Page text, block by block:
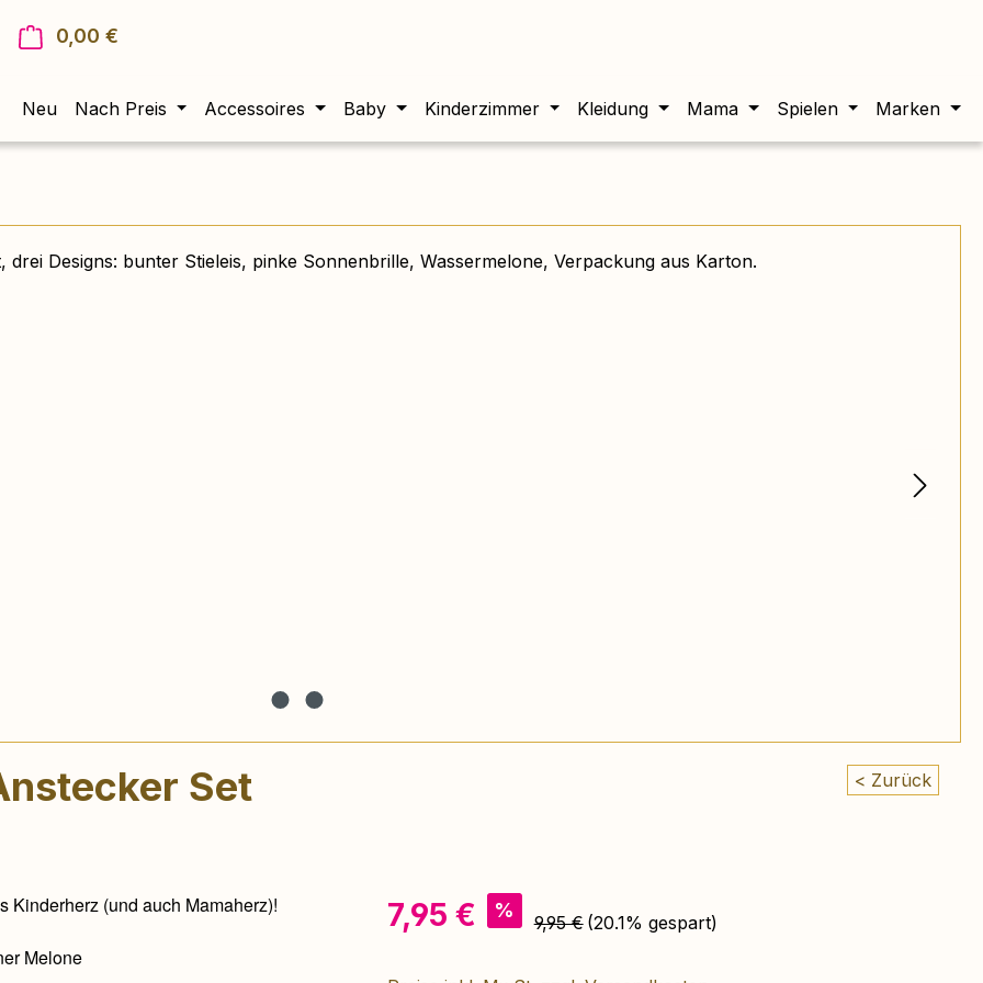
0,00 €
Neu Nach Preis Accessoires Baby Kinderzimmer Kleidung Mama Spielen Marken
Set
< Zurück
Kinderherz (und auch Mamaherz)!
Melone
Verkaufspreis:
7,95 € % Regulärer Preis:
9,95 € (20.1% gespart)